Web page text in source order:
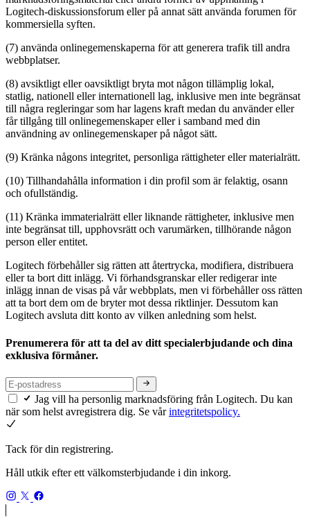
Logitech-diskussionsforum eller på annat sätt använda forumen för
kommersiella syften.
(7) använda onlinegemenskaperna för att generera trafik till andra
webbplatser.
(8) avsiktligt eller oavsiktligt bryta mot någon tillämplig lokal,
statlig, nationell eller internationell lag, inklusive men inte begränsat
till några regleringar som har lagens kraft medan du använder eller
får tillgång till onlinegemenskaper eller i samband med din
användning av onlinegemenskaper på något sätt.
(9) Kränka någons integritet, personliga rättigheter eller materialrätt.
(10) Tillhandahålla information i din profil som är felaktig, osann
och ofullständig.
(11) Kränka immaterialrätt eller liknande rättigheter, inklusive men
inte begränsat till, upphovsrätt och varumärken, tillhörande någon
person eller entitet.
Logitech förbehåller sig rätten att återtrycka, modifiera, distribuera
eller ta bort ditt inlägg. Vi förhandsgranskar eller redigerar inte
inlägg innan de visas på vår webbplats, men vi förbehåller oss rätten
att ta bort dem om de bryter mot dessa riktlinjer. Dessutom kan
Logitech avsluta ditt konto av vilken anledning som helst.
Prenumerera för att ta del av ditt specialerbjudande och dina
exklusiva förmåner.
Jag vill ha personlig marknadsföring från Logitech. Du kan
när som helst avregistrera dig. Se vårintegritetspolicy.
Tack för din registrering.
Håll utkik efter ett välkomsterbjudande i din inkorg.